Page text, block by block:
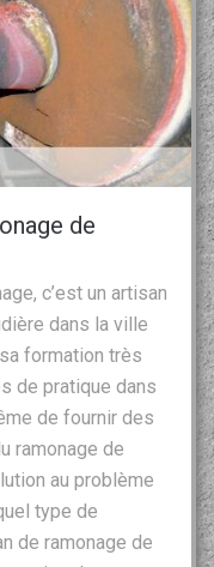
de
c’est un artisan
dans la ville
formation très
de pratique dans
de fournir des
ramonage de
au problème
type de
de ramonage de